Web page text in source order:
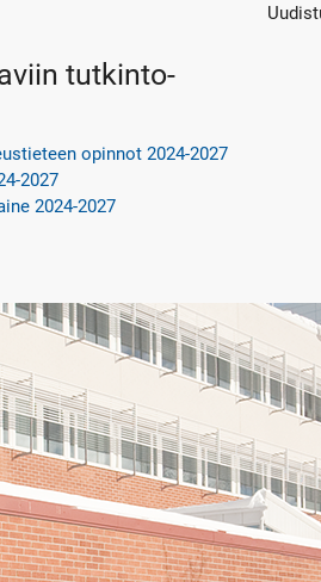
tutkinto-
opinnot 2024-2027
2027
2024-2027